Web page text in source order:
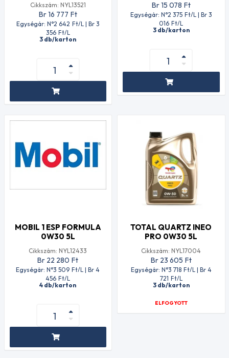
Cikkszám: NYL13521
Br 16 777 Ft
Egységár: N°2 642 Ft/L | Br 3
356 Ft/L
3 db/karton
Br 15 078 Ft
Egységár: N°2 375 Ft/L | Br 3
016 Ft/L
3 db/karton
MOBIL 1 ESP FORMULA
0W30 5L
Cikkszám: NYL12433
Br 22 280 Ft
Egységár: N°3 509 Ft/L | Br 4
456 Ft/L
4 db/karton
TOTAL QUARTZ INEO
PRO 0W30 5L
Cikkszám: NYL17004
Br 23 605 Ft
Egységár: N°3 718 Ft/L | Br 4
721 Ft/L
3 db/karton
ELFOGYOTT